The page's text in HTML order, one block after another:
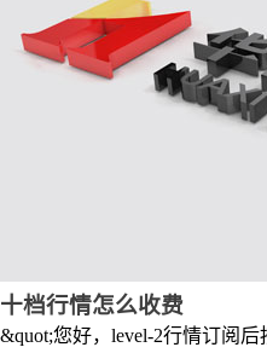
十档行情怎么收费
&quot;您好，level-2行情订阅